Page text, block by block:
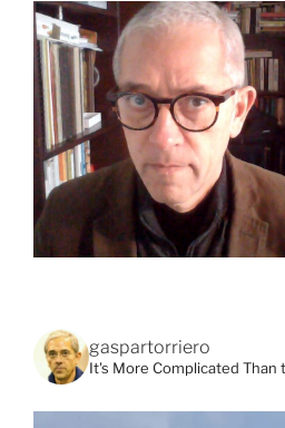
gaspartorriero
It's More Complicated Than